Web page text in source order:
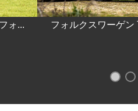
フォルクスワーゲン
ォ...